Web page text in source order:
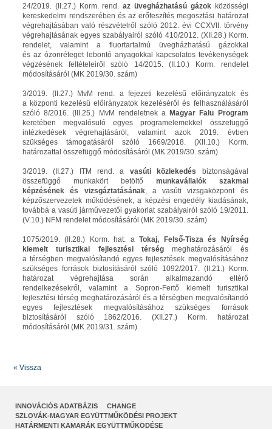
24/2019. (II.27.) Korm. rend.az üvegházhatású gázokközösségi
kereskedelmi rendszerében és az erőfeszítés megosztási határozat
végrehajtásában való részvételről szóló 2012. évi CCXVII. törvény
végrehajtásának egyes szabályairól szóló 410/2012. (XII.28.) Korm.
rendelet, valamint a fluortartalmú üvegházhatású gázokkal
és az ózonréteget lebontó anyagokkal kapcsolatos tevékenységek
végzésének feltételeiről szóló 14/2015. (II.10.) Korm. rendelet
módosításáról (MK 2019/30. szám)
3/2019. (II.27.) MvM rend. a fejezeti kezelésű előirányzatok és
a központi kezelésű előirányzatok kezeléséről és felhasználásáról
szóló 8/2016. (III.25.) MvM rendeletnek a Magyar Falu Program
keretében megvalósuló egyes programelemekkel összefüggő
intézkedések végrehajtásáról, valamint azok 2019. évben
szükséges támogatásáról szóló 1669/2018. (XII.10.) Korm.
határozattal összefüggő módosításáról (MK 2019/30. szám)
3/2019. (II.27.) ITM rend. a vasúti közlekedés biztonságával
összefüggő munkakört betöltő munkavállalók szakmai
képzésének és vizsgáztatásának, a vasúti vizsgaközpont és
képzőszervezetek működésének, a képzési engedély kiadásának,
továbbá a vasúti járművezetői gyakorlat szabályairól szóló 19/2011.
(V.10.) NFM rendelet módosításáról (MK 2019/30. szám)
1075/2019. (II.28.) Korm. hat. aTokaj, Felső-Tisza és Nyírség
kiemelt turisztikai fejlesztési térségmeghatározásáról és
a térségben megvalósítandó egyes fejlesztések megvalósításához
szükséges források biztosításáról szóló 1092/2017. (II.21.) Korm.
határozat végrehajtása során alkalmazandó eltérő
rendelkezésekről, valamint a Sopron-Fertő kiemelt turisztikai
fejlesztési térség meghatározásáról és a térségben megvalósítandó
egyes fejlesztések megvalósításához szükséges források
biztosításáról szóló 1862/2016. (XII.27.) Korm. határozat
módosításáról (MK 2019/31. szám)
« Vissza
INNOVÁCIÓS ADATBÁZIS
CHANGE
SZLOVÁK-MAGYAR EGYÜTTMŰKÖDÉSI PROJEKT
HATÁRMENTI KAMARÁK EGYÜTTMŰKÖDÉSE